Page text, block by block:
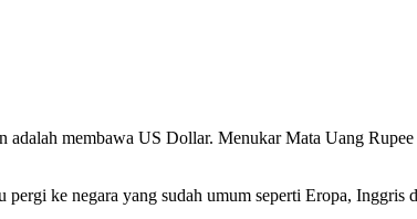
adalah membawa US Dollar. Menukar Mata Uang
ke negara yang sudah umum seperti Eropa, Inggris